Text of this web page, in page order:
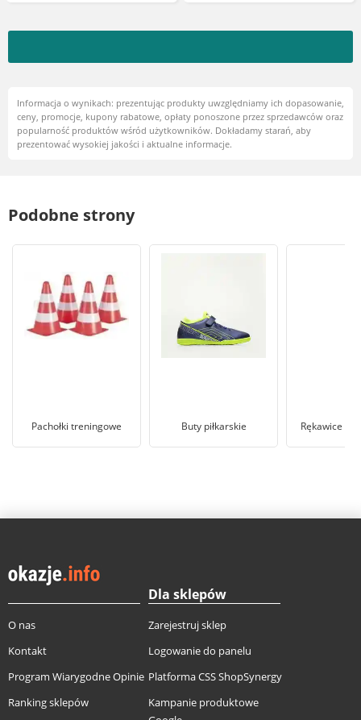
Informacja o wynikach: prezentując produkty uwzględniamy ich dopasowanie,
ceny, promocje, kupony rabatowe, opłaty ponoszone przez sprzedawców oraz
popularność produktów wśród użytkowników. Dokładamy starań, aby
prezentować wysokiej jakości i aktualne informacje.
Podobne strony
Pachołki treningowe Buty piłkarskie Rękawice
O nas
Kontakt
Program Wiarygodne Opinie
Ranking sklepów
Dla sklepów
Zarejestruj sklep
Logowanie do panelu
Platforma CSS ShopSynergy
Kampanie produktowe